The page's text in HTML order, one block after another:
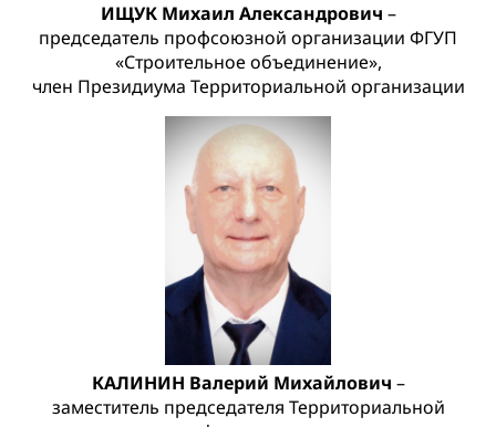
ИЩУК Михаил Александрович –
председатель профсоюзной организации ФГУП
«Строительное объединение»,
член Президиума Территориальной организации
КАЛИНИН Валерий Михайлович –
заместитель председателя Территориальной